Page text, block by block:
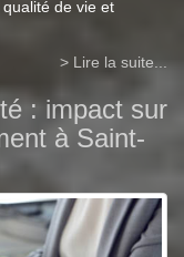
de vie et
> Lire la suite...
: impact sur
à Saint-